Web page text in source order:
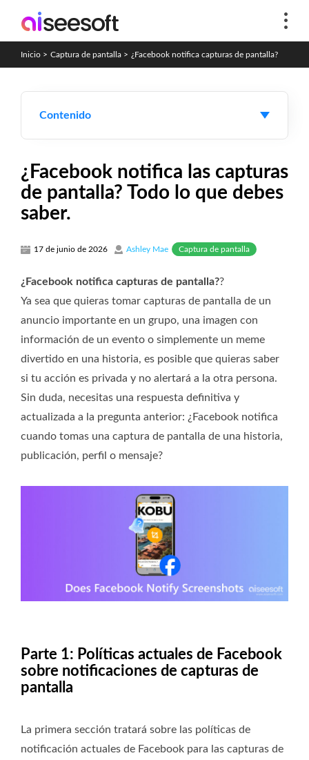
Inicio > Captura de pantalla > ¿Facebook notifica capturas de pantalla?
Contenido
¿Facebook notifica las capturas
de pantalla? Todo lo que debes
saber.
17 de junio de 2026 Ashley Mae Captura de pantalla
¿Facebook notifica capturas de pantalla??
Ya sea que quieras tomar capturas de pantalla de un
anuncio importante en un grupo, una imagen con
información de un evento o simplemente un meme
divertido en una historia, es posible que quieras saber
si tu acción es privada y no alertará a la otra persona.
Sin duda, necesitas una respuesta definitiva y
actualizada a la pregunta anterior: ¿Facebook notifica
cuando tomas una captura de pantalla de una historia,
publicación, perfil o mensaje?
Parte 1: Políticas actuales de Facebook
sobre notificaciones de capturas de
pantalla
La primera sección tratará sobre las políticas de
notificación actuales de Facebook para las capturas de